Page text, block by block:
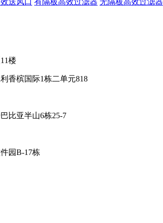
楼
香槟国际1栋二单元818
比亚半山6栋25-7
园B-17栋